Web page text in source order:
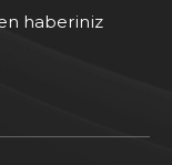
haberiniz